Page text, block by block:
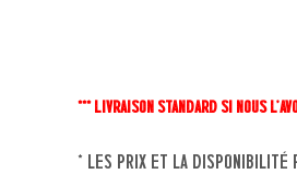
*** LIVRAISON STANDARD SI NOUS
* les prix et la disponibilité